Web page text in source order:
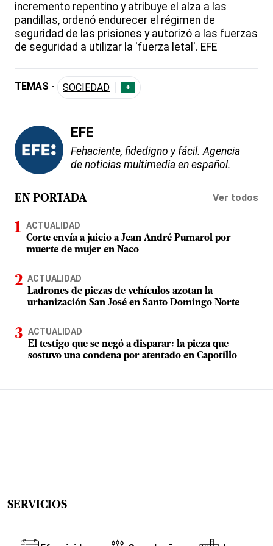
incremento repentino y atribuye el alza a las
pandillas, ordenó endurecer el régimen de
seguridad de las prisiones y autorizó a las fuerzas
de seguridad a utilizar la 'fuerza letal'. EFE
TEMAS - SOCIEDAD +
EFE
Fehaciente, fidedigno y fácil. Agencia
de noticias multimedia en español.
EN PORTADA Ver todos
ACTUALIDAD
Corte envía a juicio a Jean André Pumarol por
muerte de mujer en Naco
ACTUALIDAD
Ladrones de piezas de vehículos azotan la
urbanización San José en Santo Domingo Norte
ACTUALIDAD
El testigo que se negó a disparar: la pieza que
sostuvo una condena por atentado en Capotillo
SERVICIOS